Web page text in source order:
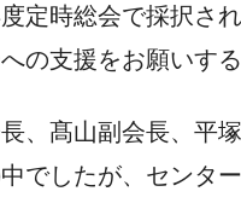
定時総会で採択さ
の支援をお願いする
、髙山副会長、平
でしたが、センタ